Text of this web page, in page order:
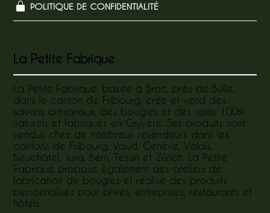
La Petite Fabrique
La Petite Fabrique, basée à Broc, près de Bulle,
dans le canton de Fribourg, crée et vend des
savons artisanaux, des bougies et des soins 100%
naturels et fabriqués en Gruyère. Ses produits sont
vendus chez de nombreux revendeurs dans les
cantons de Fribourg, Vaud, Genève, Valais,
Neuchâtel, Jura, Bern, Tessin et Zürich. La Petite
Fabrique propose également des ateliers de
fabrication de bougies et réalise des produits
personnalisés pour privés, entreprises, restaurants et
hôtels.
POLITIQUE DE CONFIDENTIALITÉ